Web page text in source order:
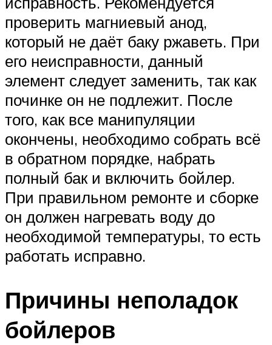
проверить магниевый анод,
который не даёт баку ржаветь. При
его неисправности, данный
элемент следует заменить, так как
починке он не подлежит. После
того, как все манипуляции
окончены, необходимо собрать всё
в обратном порядке, набрать
полный бак и включить бойлер.
При правильном ремонте и сборке
он должен нагревать воду до
необходимой температуры, то есть
работать исправно.
Причины неполадок
бойлеров